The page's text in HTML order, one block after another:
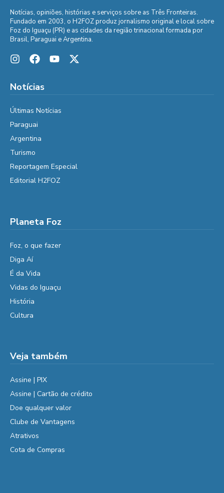
Notícias, opiniões, histórias e serviços sobre as Três Fronteiras.
Fundado em 2003, o H2FOZ produz jornalismo original e local sobre
Foz do Iguaçu (PR) e as cidades da região trinacional formada por
Brasil, Paraguai e Argentina.
Notícias
Últimas Notícias
Paraguai
Argentina
Turismo
Reportagem Especial
Editorial H2FOZ
Planeta Foz
Foz, o que fazer
Diga Aí
É da Vida
Vidas do Iguaçu
História
Cultura
Veja também
Assine | PIX
Assine | Cartão de crédito
Doe qualquer valor
Clube de Vantagens
Atrativos
Cota de Compras